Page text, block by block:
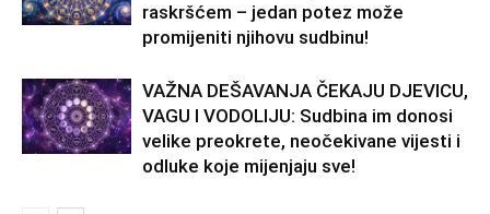
raskršćem – jedan potez može
promijeniti njihovu sudbinu!
VAŽNA DEŠAVANJA ČEKAJU DJEVICU,
VAGU I VODOLIJU: Sudbina im donosi
velike preokrete, neočekivane vijesti i
odluke koje mijenjaju sve!